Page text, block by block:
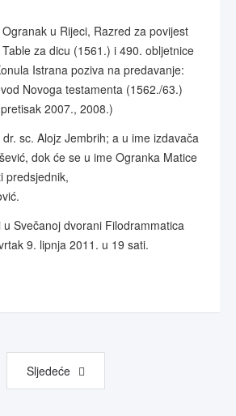
u Rijeci, Razred za povijest
za dicu (1561.) i 490. obljetnice
Istrana poziva na predavanje:
Novoga testamenta (1562./63.)
2007., 2008.)
sc. Alojz Jembrih; a u ime izdavača
dok će se u ime Ogranka Matice
predsjednik,
u Svečanoj dvorani Filodrammatica
9. lipnja 2011. u 19 sati.
Sljedeće